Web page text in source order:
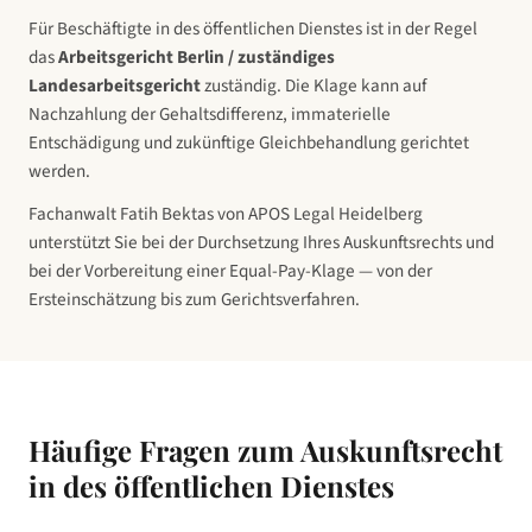
Für Beschäftigte indes öffentlichen Dienstesist in der Regel
dasArbeitsgericht Berlin / zuständiges
Landesarbeitsgerichtzuständig. Die Klage kann auf
Nachzahlung der Gehaltsdifferenz, immaterielle
Entschädigung und zukünftige Gleichbehandlung gerichtet
werden.
Fachanwalt Fatih Bektas von APOS Legal Heidelberg
unterstützt Sie bei der Durchsetzung Ihres Auskunftsrechts und
bei der Vorbereitung einer Equal-Pay-Klage — von der
Ersteinschätzung bis zum Gerichtsverfahren.
Häufige Fragen zum Auskunftsrecht
in des öffentlichen Dienstes